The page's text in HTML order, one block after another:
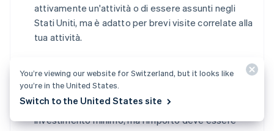
attivamente un'attività o di essere assunti negli
Stati Uniti, ma è adatto per brevi visite correlate alla
tua attività.
visto E-2consente alle persone di lavorare negli
Stati Uniti per un'attività in cui hanno investito una
notevole quantità di capitali. Non è specificato alcun
investimento minimo, ma l'importo deve essere
You’re viewing our website for Switzerland, but it looks like
you’re in the United States.
Switch to the United States site